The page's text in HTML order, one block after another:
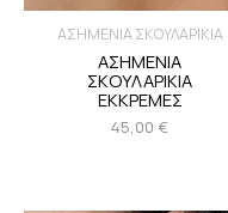
ΑΣΗΜΕΝΙΑ ΣΚΟΥΛΑΡΙΚΙΑ
ΑΣΗΜΕΝΙΑ
ΣΚΟΥΛΑΡΙΚΙΑ
ΕΚΚΡΕΜΕΣ
45,00 €